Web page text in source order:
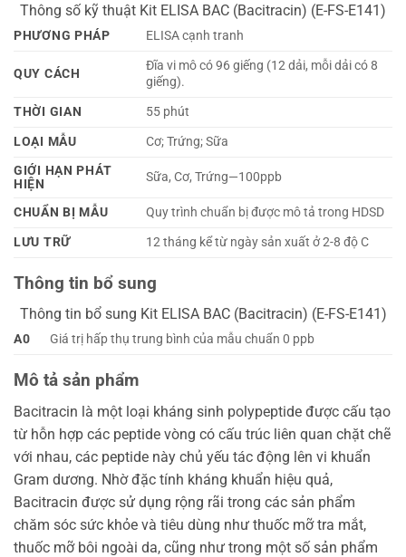
Thông số kỹ thuật Kit ELISA BAC (Bacitracin) (E-FS-E141)
PHƯƠNG PHÁP ELISA cạnh tranh
QUY CÁCH
Đĩa vi mô có 96 giếng (12 dải, mỗi dải có 8
giếng).
THỜI GIAN
55 phút
LOẠI MẪU
Cơ; Trứng; Sữa
GIỚI HẠN PHÁT
HIỆN
Sữa, Cơ, Trứng—100ppb
CHUẨN BỊ MẪU
Quy trình chuẩn bị được mô tả trong HDSD
LƯU TRỮ
12 tháng kể từ ngày sản xuất ở 2-8 độ C
Thông tin bổ sung
Thông tin bổ sung Kit ELISA BAC (Bacitracin) (E-FS-E141)
A0 Giá trị hấp thụ trung bình của mẫu chuẩn 0 ppb
Mô tả sản phẩm
Bacitracin là một loại kháng sinh polypeptide được cấu tạo
từ hỗn hợp các peptide vòng có cấu trúc liên quan chặt chẽ
với nhau, các peptide này chủ yếu tác động lên vi khuẩn
Gram dương. Nhờ đặc tính kháng khuẩn hiệu quả,
Bacitracin được sử dụng rộng rãi trong các sản phẩm
chăm sóc sức khỏe và tiêu dùng như thuốc mỡ tra mắt,
thuốc mỡ bôi ngoài da, cũng như trong một số sản phẩm